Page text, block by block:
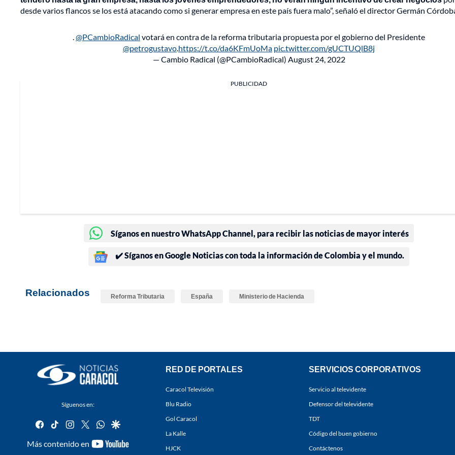
desde varios flancos se los está atacando como si generar empresa en este país fuera malo”, señaló el director Germán
.@PCambioRadical votará en contra de la reforma tributaria propuesta por el gobierno del Presidente
@petrogustavo.https://t.co/da6KFmUoMa pic.twitter.com/gUCTUQlB8j
— Cambio Radical (@PCambioRadical) August 24, 2022
PUBLICIDAD
Síganos en nuestro WhatsApp Channel, para recibir las noticias de mayor interés
✔️ Síganos en Google Noticias con toda la información de Colombia y el mundo.
Relacionados Reforma Tributaria España Ministerio de Hacienda
Síguenos en:
facebook
tiktok instagram
twitterwhatsapp
google
Más contenido en
youtube-
RED DE PORTALES
Caracol Televisión
Blu Radio
Gol Caracol
La Kalle
HJCK
SERVICIOS CORPORATIVOS
Servicio al televidente
Defensor del televidente
TDT
Código del buen gobierno
Contáctenos